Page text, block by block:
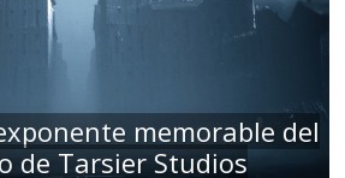
memorable del
de Tarsier Studios